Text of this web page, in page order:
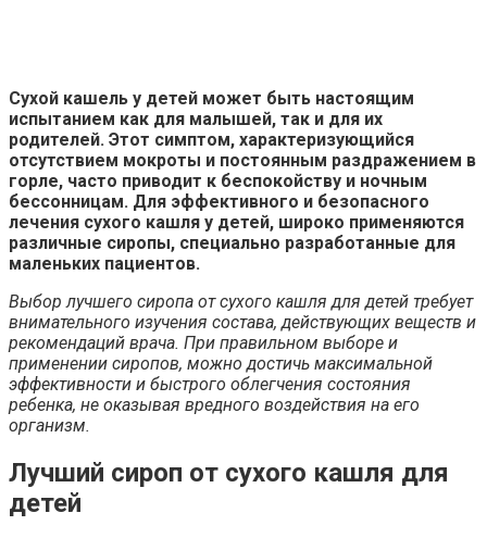
Сухой кашель у детей может быть настоящим
испытанием как для малышей, так и для их
родителей. Этот симптом, характеризующийся
отсутствием мокроты и постоянным раздражением в
горле, часто приводит к беспокойству и ночным
бессонницам. Для эффективного и безопасного
лечения сухого кашля у детей, широко применяются
различные сиропы, специально разработанные для
маленьких пациентов.
Выбор лучшего сиропа от сухого кашля для детей требует
внимательного изучения состава, действующих веществ и
рекомендаций врача. При правильном выборе и
применении сиропов, можно достичь максимальной
эффективности и быстрого облегчения состояния
ребенка, не оказывая вредного воздействия на его
организм.
Лучший сироп от сухого кашля для
детей